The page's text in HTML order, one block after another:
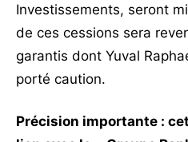
Investissements, seront
de ces cessions sera
garantis dont Yuval
porté caution.
Précision importante :